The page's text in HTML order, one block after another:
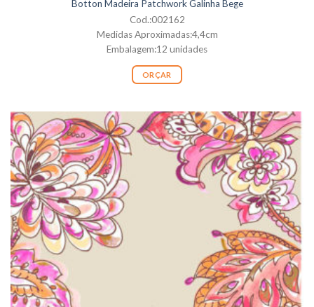
Botton Madeira Patchwork Galinha Bege
Cod.:002162
Medidas Aproximadas:4,4cm
Embalagem:12 unidades
ORÇAR